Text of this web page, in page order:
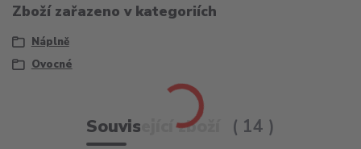
Zboží zařazeno v kategoriích
Náplně
Ovocné
Související zboží 14